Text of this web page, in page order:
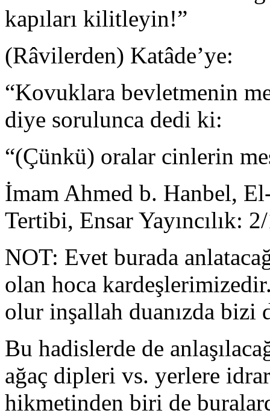
kapıları kilitleyin!”
(Râvilerden) Katâde’ye:
“Kovuklara bevletmenin
diye soru­lunca dedi ki:
“(Çünkü) oralar cinlerin
İmam Ahmed b. Hanbel,
Tertibi, Ensar Yayıncılık:
NOT: Evet burada
olan hoca
olur inşallah duanızda bizi
Bu hadislerde de
ağaç dipleri vs. yerlere
hikmetinden biri de